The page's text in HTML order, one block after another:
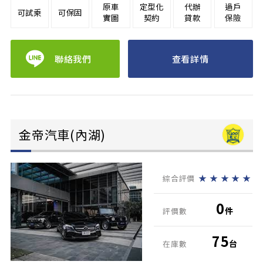
可試乘 可保固
原車
實圖
定型化
契約
代辦
貸款
過戶
保險
聯絡我們 查看詳情
金帝汽車(內湖)
綜合評價 ★ ★ ★ ★ ★
評價數 0件
在庫數 75台